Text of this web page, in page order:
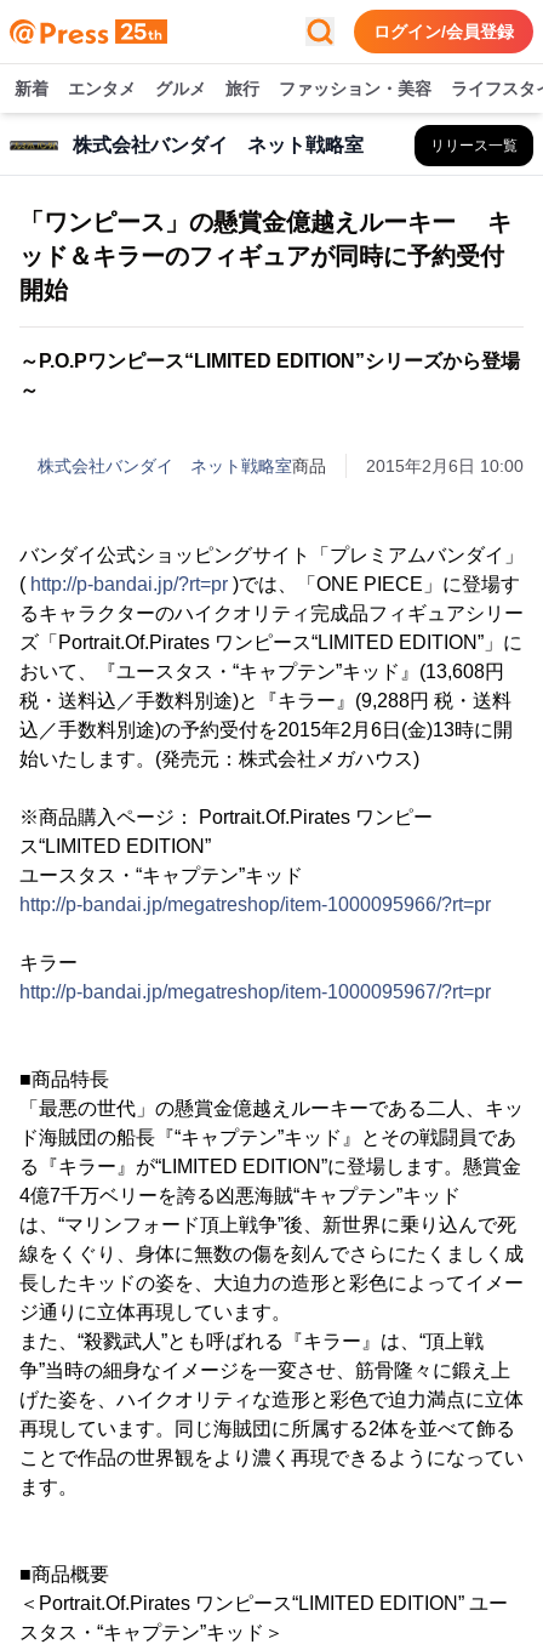
ログイン/会員登録
新着 エンタメ グルメ 旅行 ファッション・美容 ライフスタ
株式会社バンダイ ネット戦略室 リリース一覧
「ワンピース」の懸賞金億越えルーキー キ
ッド＆キラーのフィギュアが同時に予約受付
開始
～P.O.Pワンピース“LIMITED EDITION”シリーズから登場
～
株式会社バンダイ ネット戦略室商品 2015年2月6日 10:00
バンダイ公式ショッピングサイト「プレミアムバンダイ」
( http://p-bandai.jp/?rt=pr )では、「ONE PIECE」に登場す
るキャラクターのハイクオリティ完成品フィギュアシリー
ズ「Portrait.Of.Pirates ワンピース“LIMITED EDITION”」に
おいて、『ユースタス・“キャプテン”キッド』(13,608円
税・送料込／手数料別途)と『キラー』(9,288円 税・送料
込／手数料別途)の予約受付を2015年2月6日(金)13時に開
始いたします。(発売元：株式会社メガハウス)
※商品購入ページ： Portrait.Of.Pirates ワンピー
ス“LIMITED EDITION”
ユースタス・“キャプテン”キッド
http://p-bandai.jp/megatreshop/item-1000095966/?rt=pr
キラー
http://p-bandai.jp/megatreshop/item-1000095967/?rt=pr
■商品特長
「最悪の世代」の懸賞金億越えルーキーである二人、キッ
ド海賊団の船長『“キャプテン”キッド』とその戦闘員であ
る『キラー』が“LIMITED EDITION”に登場します。懸賞金
4億7千万ベリーを誇る凶悪海賊“キャプテン”キッド
は、“マリンフォード頂上戦争”後、新世界に乗り込んで死
線をくぐり、身体に無数の傷を刻んでさらにたくましく成
長したキッドの姿を、大迫力の造形と彩色によってイメー
ジ通りに立体再現しています。
また、“殺戮武人”とも呼ばれる『キラー』は、“頂上戦
争”当時の細身なイメージを一変させ、筋骨隆々に鍛え上
げた姿を、ハイクオリティな造形と彩色で迫力満点に立体
再現しています。同じ海賊団に所属する2体を並べて飾る
ことで作品の世界観をより濃く再現できるようになってい
ます。
■商品概要
＜Portrait.Of.Pirates ワンピース“LIMITED EDITION” ユー
スタス・“キャプテン”キッド＞